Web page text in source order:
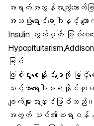
အရက်အလွန်အကျွံသောက်ခြ
အသည်းရောင်ရောဂါနှင့် ကျ
Insulin ထွက်မှုကို ဖြစ်စေ
ခြင်း
ဖြစ်ပွားစေနိုင်ချေကို မြင့်
သင့်အားရောဂါမရနိုင်ဟု
ချက်များသာလျှင်ဖြစ်သည်။
အတွက် သင်၏ဆရာဝန်